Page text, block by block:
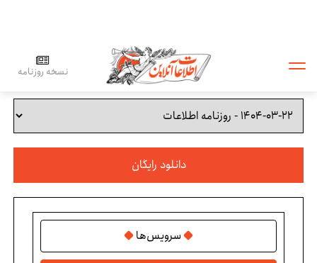
نسخه روزنامه
دانلود رایگان
سرویس‌ها